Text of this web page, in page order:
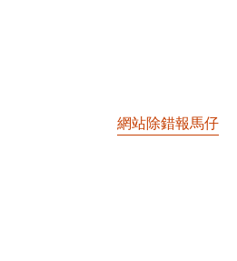
網站除錯報馬仔